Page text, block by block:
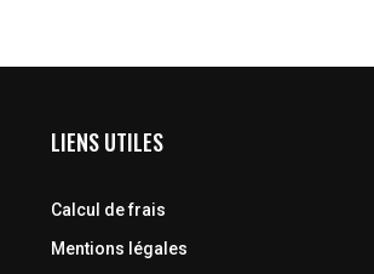
LIENS UTILES
Calcul de frais
Mentions légales